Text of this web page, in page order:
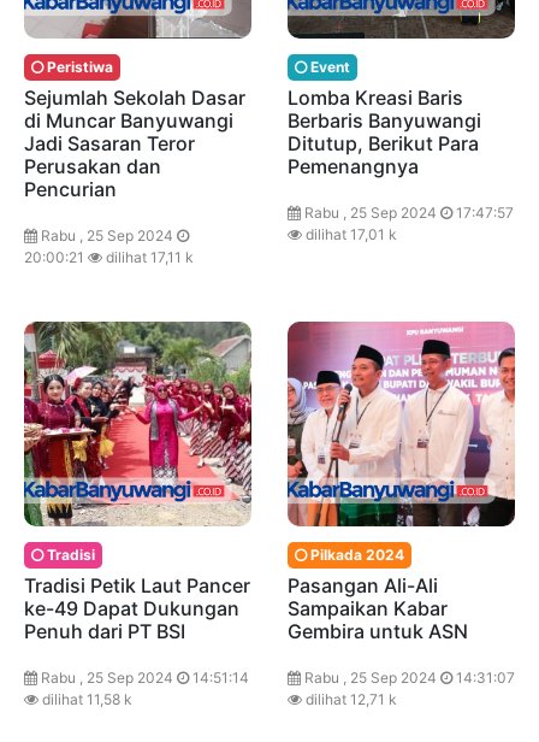
Peristiwa
Sejumlah Sekolah Dasar
di Muncar Banyuwangi
Jadi Sasaran Teror
Perusakan dan
Pencurian
Rabu , 25 Sep 2024
20:00:21
dilihat 17,11 k
Event
Lomba Kreasi Baris
Berbaris Banyuwangi
Ditutup, Berikut Para
Pemenangnya
Rabu , 25 Sep 2024
17:47:57
dilihat 17,01 k
Tradisi
Tradisi Petik Laut Pancer
ke-49 Dapat Dukungan
Penuh dari PT BSI
Rabu , 25 Sep 2024
14:51:14
dilihat 11,58 k
Pilkada 2024
Pasangan Ali-Ali
Sampaikan Kabar
Gembira untuk ASN
Rabu , 25 Sep 2024
14:31:07
dilihat 12,71 k